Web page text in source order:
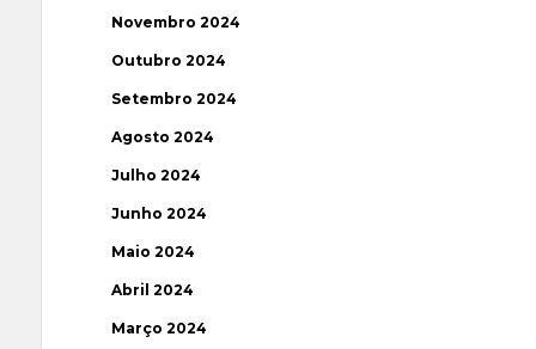
Novembro 2024
Outubro 2024
Setembro 2024
Agosto 2024
Julho 2024
Junho 2024
Maio 2024
Abril 2024
Março 2024